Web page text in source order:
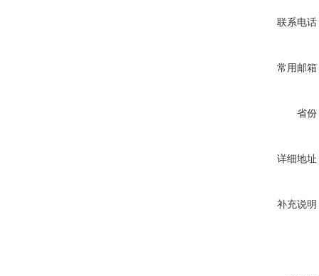
联系电话
常用邮箱
省份
详细地址
补充说明